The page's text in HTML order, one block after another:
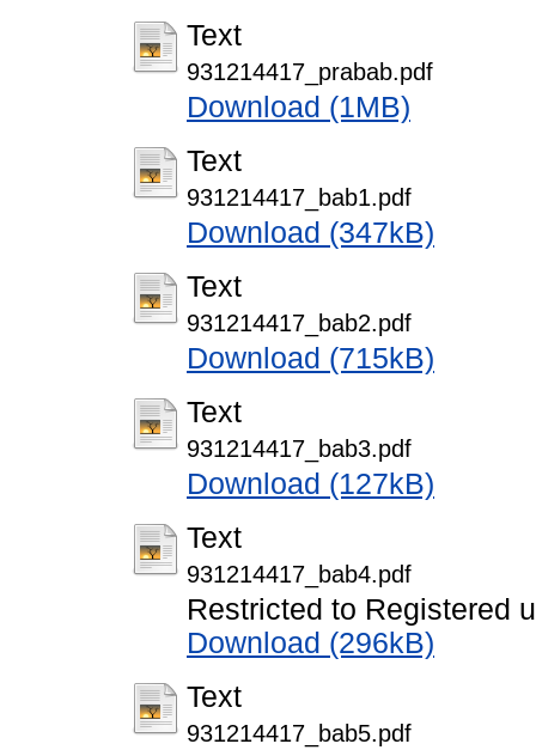
Text
931214417_prabab.pdf
Download (1MB)
Text
931214417_bab1.pdf
Download (347kB)
Text
931214417_bab2.pdf
Download (715kB)
Text
931214417_bab3.pdf
Download (127kB)
Text
931214417_bab4.pdf
Restricted to Registered
Download (296kB)
Text
931214417_bab5.pdf